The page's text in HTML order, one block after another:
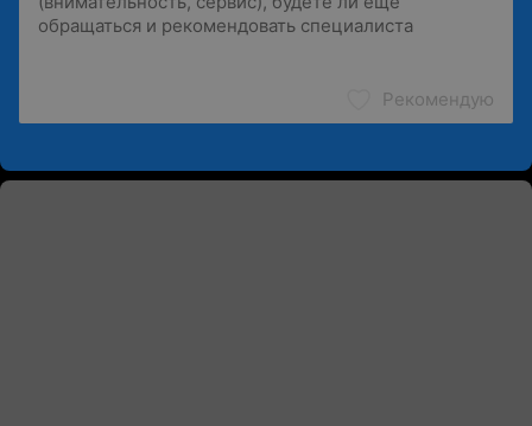
Рекомендую